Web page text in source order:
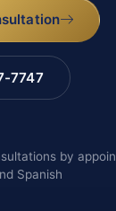
7747
by
Spanish